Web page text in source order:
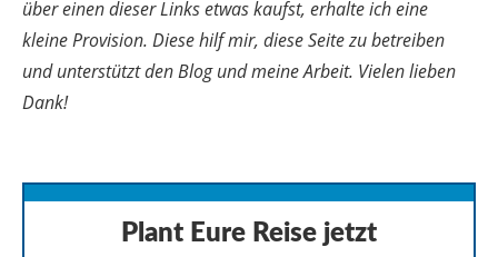
Du hast dadurch keine Extra-Kosten, unterstützt mich aber